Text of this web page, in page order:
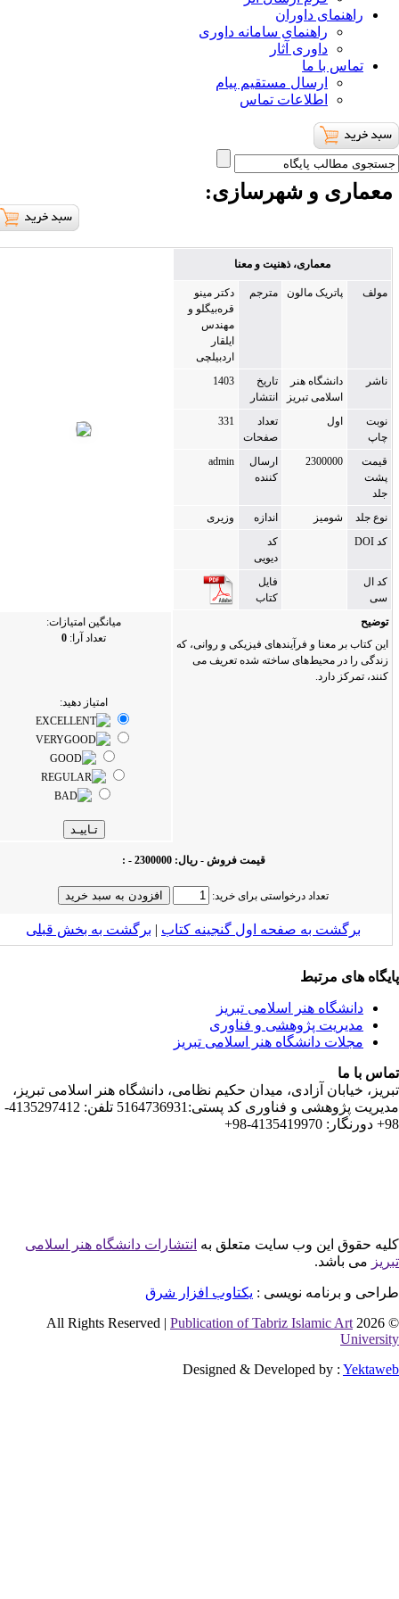
داوران
راهنمای سامانه داوری
داوری آثار
ما
ارسال مستقیم پیام
اطلاعات تماس
و شهرسازی:
معماری، ذهنیت و معنا
مالون مترجم
دکتر مینو
هنر
تاریخ
انتشار
1403
تعداد
ارسال
admin
اندازه
وزیری
و فرآیندهای فیزیکی و روانی، که
محیط‌های ساخته شده تعریف می
میانگین امتیازات:
قیمت فروش - ریال: 2300000 - :
تعداد درخواستی برای خرید:
به صفحه اول گنجینه کتاب‌|برگشت به بخش قبلى
مرتبط
هنر اسلامی تبریز
پژوهشی و فناوری
دانشگاه هنر اسلامی تبریز
آزادی، میدان حکیم نظامی، دانشگاه هنر اسلامی تبریز،
مدیریت پژوهشی و فناوری کد پستی:5164736931 تلفن: 4135297412-
این وب سایت متعلق بهانتشارات دانشگاه هنر اسلامی
نویسی :یکتاوب افزار شرق
Publication of Tabriz Islamic
Designed & Developed